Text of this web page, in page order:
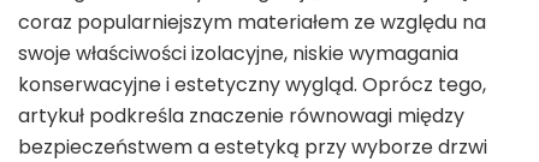
coraz popularniejszym materiałem ze względu na
swoje właściwości izolacyjne, niskie wymagania
konserwacyjne i estetyczny wygląd. Oprócz tego,
artykuł podkreśla znaczenie równowagi między
bezpieczeństwem a estetyką przy wyborze drzwi